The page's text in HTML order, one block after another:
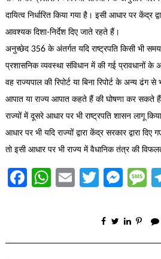
दायित्व निर्धारित किया गया है। इसी आधार पर केंद्र
आवश्यक दिशा-निर्देश दिए जाते रहते हैं।
अनुच्छेद 356 के अंतर्गत यदि राष्ट्रपति किसी भी
प्रशासनिक व्यवस्था संविधान में की गई प्रावधानों के
वह राज्यपाल की रिपोर्ट या बिना रिपोर्ट के अन्य ढंग
आपात या राज्य आपात कहते हैं की घोषणा कर सकते
राज्यों में दूसरे आधार पर भी राष्ट्रपति शासन लागू
आधार पर भी यदि राज्यों द्वारा केंद्र सरकार द्वारा दिए
तो इसी आधार पर भी राज्य में वैधानिक तंत्र की
Facebook
WhatsApp
EmailTwitter